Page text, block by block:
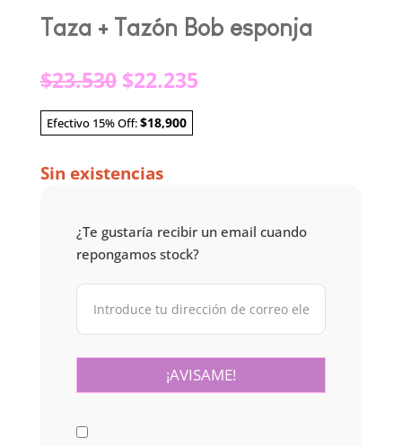
Taza + Tazón Bob esponja
$23.530 El
precio
original
era:
$22.235El
Efectivo 15% Off:$18,900
Sin existencias
¿Te gustaría recibir un email cuando
repongamos stock?